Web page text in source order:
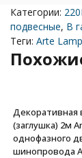
Категории:
подвесные, В
Теги: Arte
Декоративная
(заглушка) 2м
однофазного
шинопровода